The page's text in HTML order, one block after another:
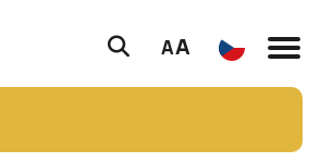
AA